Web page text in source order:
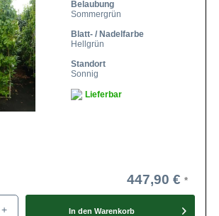
Belaubung
Sommergrün
Blatt- / Nadelfarbe
Hellgrün
Standort
Sonnig
Lieferbar
447,90 €
+ In den Warenkorb